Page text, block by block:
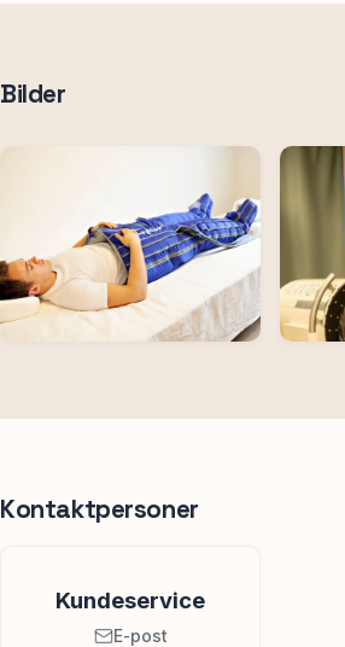
Bilder
Kontaktpersoner
Kundeservice
E-post